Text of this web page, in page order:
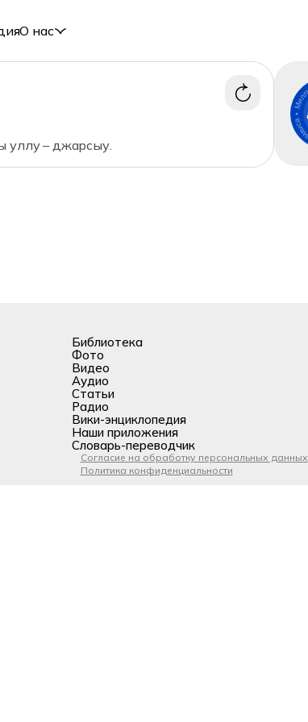
О нас
уллу – джарсыу.
Библиотека
Фото
Видео
Аудио
Статьи
Радио
Вики-энциклопедия
Наши приложения
Словарь-переводчик
Согласие на обработку персональных данных
Политика конфиденциальности